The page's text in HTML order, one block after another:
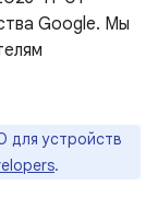
Google. Мы
для устройств
.